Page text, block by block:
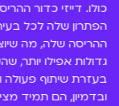
כולו. דייזי כדור
הפתרון שלה לכל
ההריסה שלה, מה
גדולות אפילו יותר,
בעזרת שיתוף פעולה
ובדמיון, הם תמיד